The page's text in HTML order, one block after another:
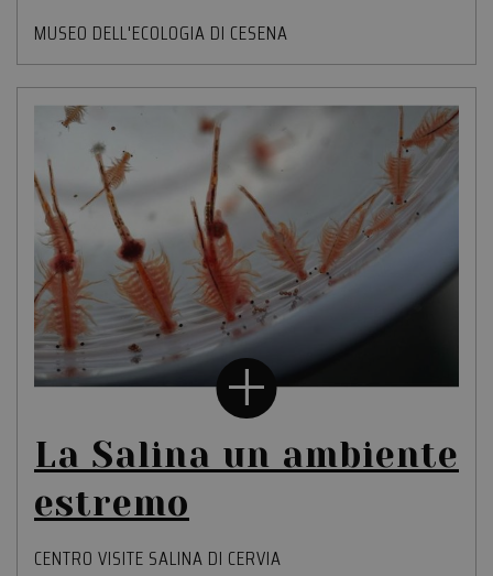
MUSEO DELL'ECOLOGIA DI CESENA
La Salina un ambiente
estremo
CENTRO VISITE SALINA DI CERVIA